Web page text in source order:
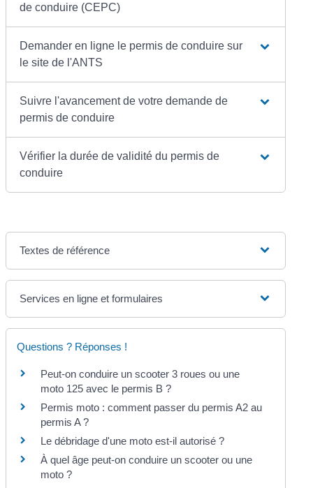
de conduire (CEPC)
Demander en ligne le permis de conduire sur
le site de l'ANTS
Suivre l'avancement de votre demande de
permis de conduire
Vérifier la durée de validité du permis de
conduire
Textes de référence
Services en ligne et formulaires
Questions ? Réponses !
Peut-on conduire un scooter 3 roues ou une
moto 125 avec le permis B ?
Permis moto : comment passer du permis A2 au
permis A ?
Le débridage d'une moto est-il autorisé ?
À quel âge peut-on conduire un scooter ou une
moto ?